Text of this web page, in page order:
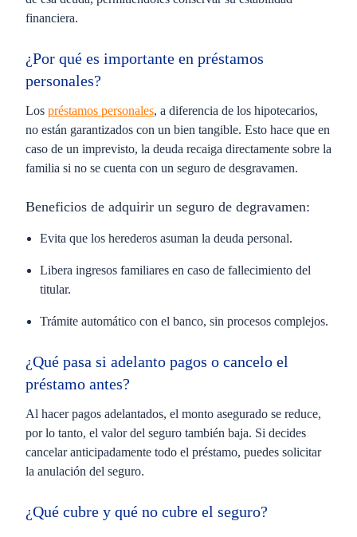
financiera.
¿Por qué es importante en préstamos
personales?
Los préstamos personales, a diferencia de los hipotecarios,
no están garantizados con un bien tangible. Esto hace que en
caso de un imprevisto, la deuda recaiga directamente sobre la
familia si no se cuenta con un seguro de desgravamen.
Beneficios de adquirir un seguro de degravamen:
Evita que los herederos asuman la deuda personal.
Libera ingresos familiares en caso de fallecimiento del
titular.
Trámite automático con el banco, sin procesos complejos.
¿Qué pasa si adelanto pagos o cancelo el
préstamo antes?
Al hacer pagos adelantados, el monto asegurado se reduce,
por lo tanto, el valor del seguro también baja. Si decides
cancelar anticipadamente todo el préstamo, puedes solicitar
la anulación del seguro.
¿Qué cubre y qué no cubre el seguro?